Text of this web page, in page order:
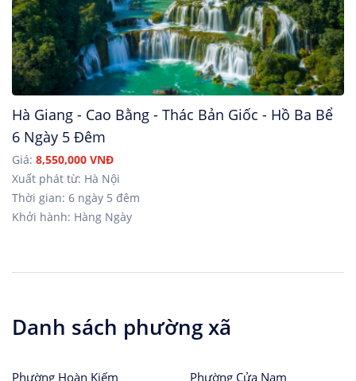
Hà Giang - Cao Bằng - Thác Bản Giốc - Hồ Ba Bể
6 Ngày 5 Đêm
Giá: 8,550,000 VNĐ
Xuất phát từ: Hà Nội
Thời gian: 6 ngày 5 đêm
Khởi hành: Hàng Ngày
Danh sách phường xã
Phường Hoàn Kiếm Phường Cửa Nam